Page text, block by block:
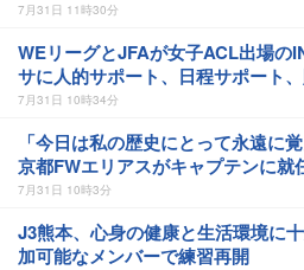
7月31日 11時30分
WEリーグとJFAが女子ACL出場の
サに人的サポート、日程サポート
施へ
7月31日 10時34分
「今日は私の歴史にとって永遠に
京都FWエリアスがキャプテンに就
7月31日 10時3分
J3熊本、心身の健康と生活環境に
加可能なメンバーで練習再開